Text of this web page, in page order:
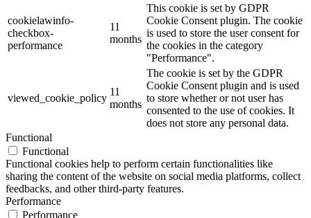
cookielawinfo-
checkbox-
performance
11
months
This cookie is set by GDPR
Cookie Consent plugin. The cookie
is used to store the user consent for
the cookies in the category
"Performance".
viewed_cookie_policy
11
months
The cookie is set by the GDPR
Cookie Consent plugin and is used
to store whether or not user has
consented to the use of cookies. It
does not store any personal data.
Functional
Functional
Functional cookies help to perform certain functionalities like
sharing the content of the website on social media platforms, collect
feedbacks, and other third-party features.
Performance
Performance